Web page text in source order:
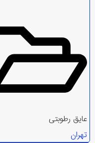
عایق رطوبتی
تهران